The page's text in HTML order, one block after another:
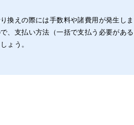
換えの際には手数料や諸費用が発生し
、支払い方法（一括で支払う必要があ
ょう。